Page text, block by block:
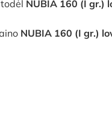
NUBIA 160 (I gr.)
NUBIA 160 (I gr.)